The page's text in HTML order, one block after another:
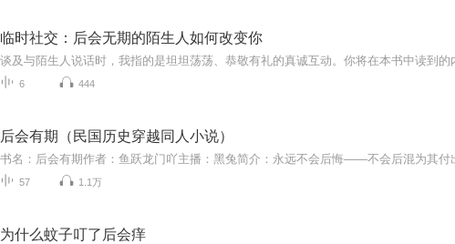
临时社交：后会无期的陌生人如何改变你
6 444
后会有期（民国历史穿越同人小说）
57 1.1万
为什么蚊子叮了后会痒